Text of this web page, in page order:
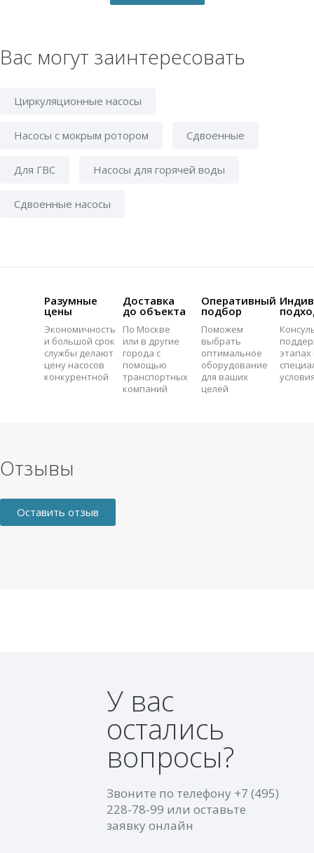
Вас могут заинтересовать
Циркуляционные насосы
Насосы с мокрым ротором Сдвоенные
Для ГВС Насосы для горячей воды
Сдвоенные насосы
Разумные
цены
Экономичность
и большой срок
службы делают
цену насосов
конкурентной
Доставка
до объекта
По Москве
или в другие
города с
помощью
транспортных
компаний
Оперативный
подбор
Поможем
выбрать
оптимальное
оборудование
для ваших
целей
этапах
Отзывы
Оставить отзыв
У вас
остались
вопросы?
Звоните по телефону +7 (495)
228-78-99 или оставьте
заявку онлайн